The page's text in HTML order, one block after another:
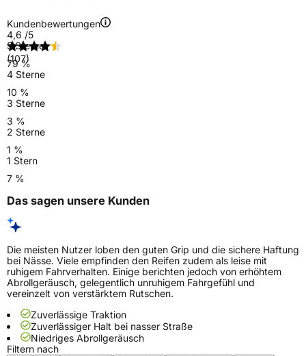
Kundenbewertungen
4,6 /5
(107)
5 Sterne
79 %
4 Sterne
10 %
3 Sterne
3 %
2 Sterne
1 %
1 Stern
7 %
Das sagen unsere Kunden
Die meisten Nutzer loben den guten Grip und die sichere Haftung
bei Nässe. Viele empfinden den Reifen zudem als leise mit
ruhigem Fahrverhalten. Einige berichten jedoch von erhöhtem
Abrollgeräusch, gelegentlich unruhigem Fahrgefühl und
vereinzelt von verstärktem Rutschen.
Zuverlässige Traktion
Zuverlässiger Halt bei nasser Straße
Niedriges Abrollgeräusch
Filtern nach